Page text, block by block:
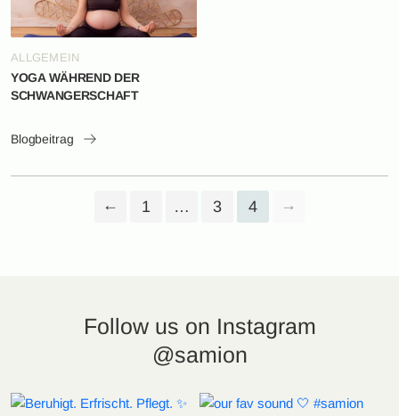
ALLGEMEIN
YOGA WÄHREND DER
SCHWANGERSCHAFT
Blogbeitrag
← 1 … 3 4 →
Follow us on Instagram
@samion